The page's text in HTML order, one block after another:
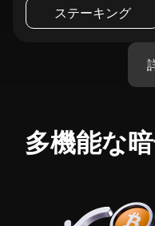
ステーキング
多機能な